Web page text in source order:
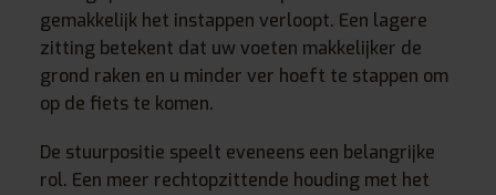
gemakkelijk het instappen verloopt. Een lagere
zitting betekent dat uw voeten makkelijker de
grond raken en u minder ver hoeft te stappen om
op de fiets te komen.
De stuurpositie speelt eveneens een belangrijke
rol. Een meer rechtopzittende houding met het